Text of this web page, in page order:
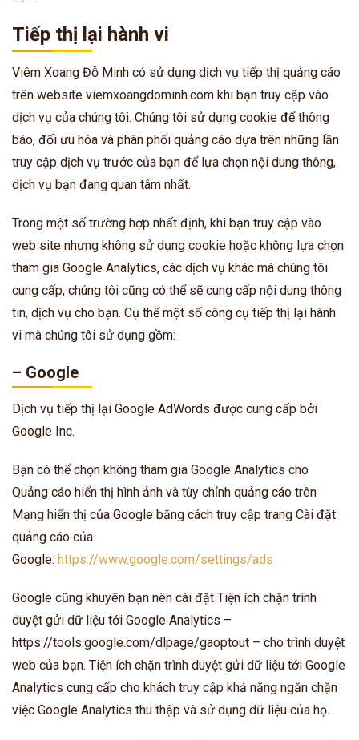
Tiếp thị lại hành vi
Viêm Xoang Đỗ Minh có sử dụng dịch vụ tiếp thị quảng cáo
trên website viemxoangdominh.com khi bạn truy cập vào
dịch vụ của chúng tôi. Chúng tôi sử dụng cookie để thông
báo, đối ưu hóa và phân phối quảng cáo dựa trên những lần
truy cập dịch vụ trước của bạn để lựa chọn nội dung thông,
dịch vụ bạn đang quan tâm nhất.
Trong một số trường hợp nhất định, khi bạn truy cập vào
web site nhưng không sử dụng cookie hoặc không lựa chọn
tham gia Google Analytics, các dịch vụ khác mà chúng tôi
cung cấp, chúng tôi cũng có thể sẽ cung cấp nội dung thông
tin, dịch vụ cho bạn. Cụ thể một số công cụ tiếp thị lại hành
vi mà chúng tôi sử dụng gồm:
– Google
Dịch vụ tiếp thị lại Google AdWords được cung cấp bởi
Google Inc.
Bạn có thể chọn không tham gia Google Analytics cho
Quảng cáo hiển thị hình ảnh và tùy chỉnh quảng cáo trên
Mạng hiển thị của Google bằng cách truy cập trang Cài đặt
quảng cáo của
Google: https://www.google.com/settings/ads
Google cũng khuyên bạn nên cài đặt Tiện ích chặn trình
duyệt gửi dữ liệu tới Google Analytics –
https://tools.google.com/dlpage/gaoptout – cho trình duyệt
web của bạn. Tiện ích chặn trình duyệt gửi dữ liệu tới Google
Analytics cung cấp cho khách truy cập khả năng ngăn chặn
việc Google Analytics thu thập và sử dụng dữ liệu của họ.